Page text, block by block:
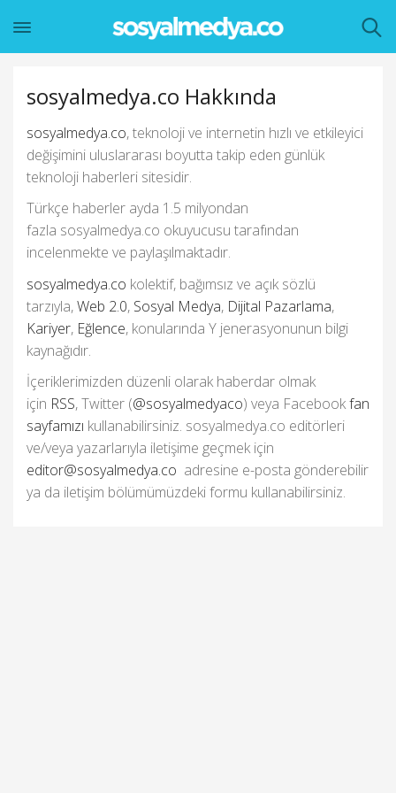
sosyalmedya.co Hakkında
sosyalmedya.co, teknoloji ve internetin hızlı ve etkileyici
değişimini uluslararası boyutta takip eden günlük
teknoloji haberleri sitesidir.
Türkçe haberler ayda 1.5 milyondan
fazla sosyalmedya.co okuyucusu tarafından
incelenmekte ve paylaşılmaktadır.
sosyalmedya.co kolektif, bağımsız ve açık sözlü
tarzıyla,Web 2.0, Sosyal Medya, Dijital Pazarlama,
Kariyer, Eğlence, konularında Y jenerasyonunun bilgi
kaynağıdır.
İçeriklerimizden düzenli olarak haberdar olmak
için RSS, Twitter (@sosyalmedyaco) veya Facebookfan
sayfamızı kullanabilirsiniz. sosyalmedya.co editörleri
ve/veya yazarlarıyla iletişime geçmek için
editor@sosyalmedya.co adresine e-posta gönderebilir
ya da iletişim bölümümüzdeki formu kullanabilirsiniz.